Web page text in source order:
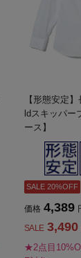
【形態安定
ldスキッパー
ース】
SALE 20%OFF
価格 4,389
SALE 3,490
★2点目